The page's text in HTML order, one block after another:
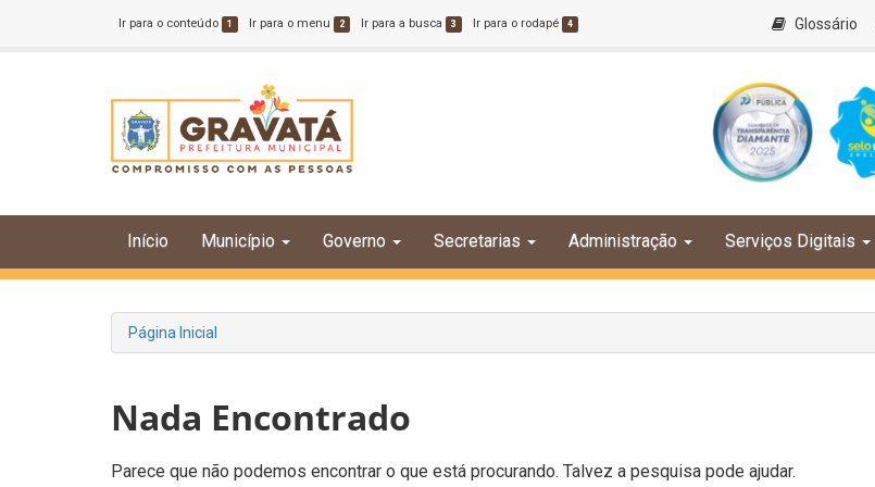
Ir para o conteúdo 1 Ir para o menu 2 Ir para a busca 3 Ir para o rodapé 4 Glossário
Início Município Governo Secretarias Administração Serviços Digitais
Página Inicial
Nada Encontrado
Parece que não podemos encontrar o que está procurando. Talvez a pesquisa pode ajudar.